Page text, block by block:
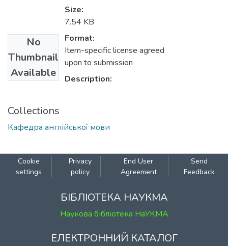
No
Thumbnail
Available
Size:
7.54 KB
Format:
Item-specific license agreed
upon to submission
Description:
Collections
Кафедра англійської мови
Cookie
settings
Privacy
policy
End User
Agreement
Send
Feedback
БІБЛІОТЕКА НАУКМА
Наукова бібліотека НаУКМА
ЕЛЕКТРОННИЙ КАТАЛОГ